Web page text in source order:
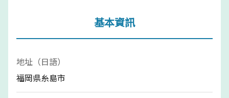
基本資訊
地址（日語）
福岡県糸島市